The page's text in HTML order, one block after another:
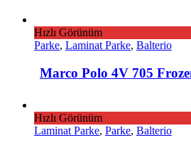
Hızlı Görünüm
Parke, Laminat Parke, Balterio
Marco Polo 4V 705
Hızlı Görünüm
Laminat Parke, Parke, Balterio